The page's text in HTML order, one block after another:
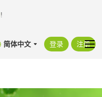
!
简体中文 登录 注册